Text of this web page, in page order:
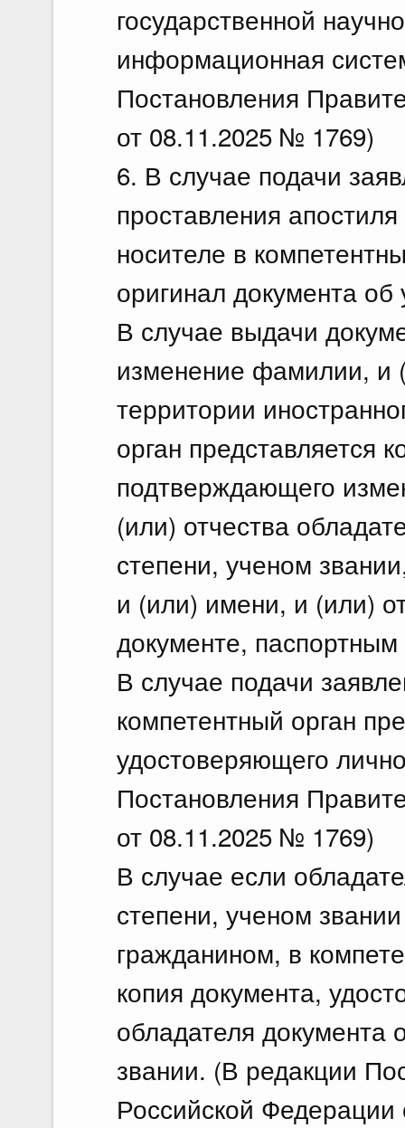
государственной
информационная
Постановления
от 08.11.2025 № 1769)
6. В случае подачи
проставления
носителе в
оригинал документа
В случае выдачи
изменение фамилии, и
территории
орган представляется
подтверждающего
(или) отчества
степени, ученом
и (или) имени, и (или)
документе,
В случае подачи
компетентный орган
удостоверяющего
Постановления
от 08.11.2025 № 1769)
В случае если
степени, ученом
гражданином, в
копия документа,
обладателя документа
звании. (В редакции
Российской